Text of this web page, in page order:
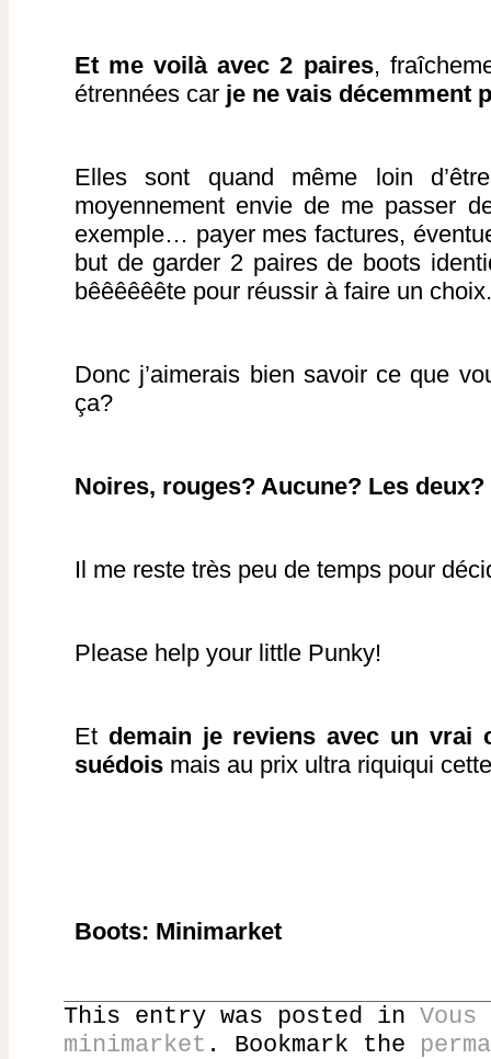
Et me voilà avec 2 paires,
étrennées car je ne vais décemment
Elles sont quand même loin
moyennement envie de me passer
exemple… payer mes factures,
but de garder 2 paires de boots
bêêêêêête pour réussir à faire un choix.
Donc j’aimerais bien savoir ce que
ça?
Noires, rouges? Aucune? Les deux?
Il me reste très peu de temps pour
Please help your little Punky!
Et demain je reviens avec un vrai
suédois mais au prix ultra riquiqui
Boots: Minimarket
This entry was posted in
minimarket . Bookmark the